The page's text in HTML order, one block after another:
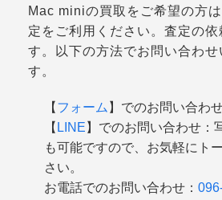
Mac miniの買取をご希望の方
定をご利用ください。査定の
す。以下の方法でお問い合わせ
す。
【 フォーム 】でのお問い合わ
【 LINE 】でのお問い合わせ：
も可能ですので、お気軽にト
さい。
お電話でのお問い合わせ：